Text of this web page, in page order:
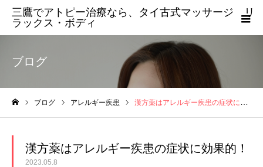
三鷹でアトピー治療なら、タイ古式マッサージ リ
ラックス・ボディ
ブログ
ブログ アレルギー疾患 漢方薬はアレルギー疾患の症状に効果的！
漢方薬はアレルギー疾患の症状に効果的！
2023.05.8